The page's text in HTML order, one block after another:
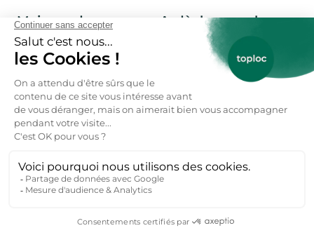
Maisons de vacances Ardèche pas cher :
des reliefs à parcourir
Les maisons de vacances Ardèche particulier sont
nombreuses et s’intègrent parfaitement à leur
environnement : mazets traditionnels, maisons
de village rénovées, chalets en bois au cœur des
forêts ou habitats en pierre.
des maisons avec piscine, des terrasses
ombragées, parfois sur des balcons, et des jardins
d’Ardèche ou la vallée de l’Eyrieux, les maisons